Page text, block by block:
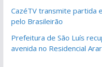
CazéTV transmite partida
pelo Brasileirão
Prefeitura de São Luís
avenida no Residencial